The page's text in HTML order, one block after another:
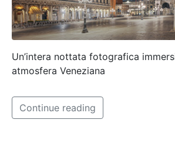
Un’intera nottata fotografica
atmosfera Veneziana
Continue reading